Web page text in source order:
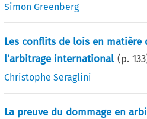
Simon Greenberg
Les conflits de lois en matière
l’arbitrage international (p.133
Christophe Seraglini
La preuve du dommage en